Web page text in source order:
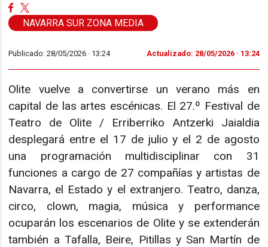
NAVARRA SUR ZONA MEDIA
Publicado: 28/05/2026 · 13:24 Actualizado: 28/05/2026 · 13:24
Olite vuelve a convertirse un verano más en
capital de las artes escénicas. El 27.º Festival de
Teatro de Olite / Erriberriko Antzerki Jaialdia
desplegará entre el 17 de julio y el 2 de agosto
una programación multidisciplinar con 31
funciones a cargo de 27 compañías y artistas de
Navarra, el Estado y el extranjero. Teatro, danza,
circo, clown, magia, música y performance
ocuparán los escenarios de Olite y se extenderán
también a Tafalla, Beire, Pitillas y San Martín de